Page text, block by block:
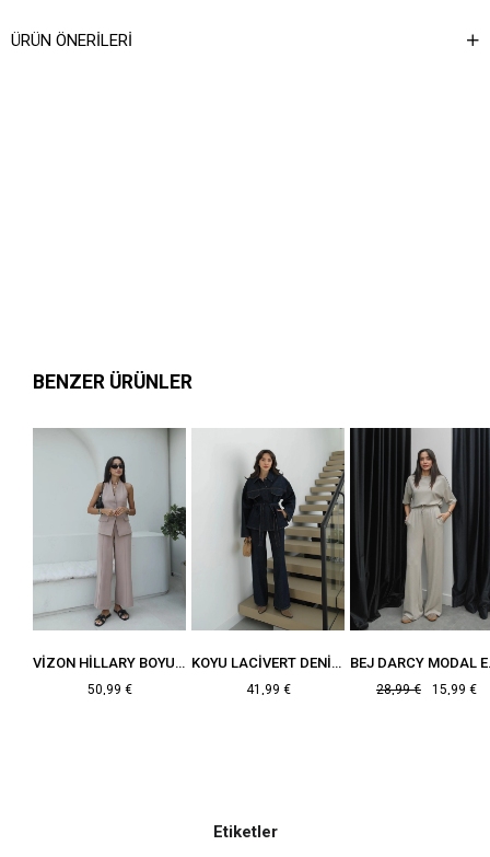
ÜRÜN ÖNERILERI
BENZER ÜRÜNLER
VIZON HILLARY BOYUNDAN ASKILI YELEK PANTOLON TAKIM
50,99 €
KOYU LACIVERT DENIM TAKIM
41,99 €
BEJ
15,99 €
28,99 €
Etiketler